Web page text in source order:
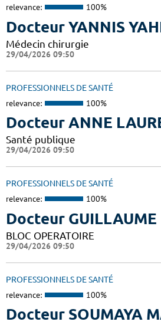
relevance: 100%
Docteur YANNIS
Médecin chirurgie
29/04/2026 09:50
PROFESSIONNELS DE SANTÉ
relevance: 100%
Docteur ANNE
Santé publique
29/04/2026 09:50
PROFESSIONNELS DE SANTÉ
relevance: 100%
Docteur GUILLAUME
BLOC OPERATOIRE
29/04/2026 09:50
PROFESSIONNELS DE SANTÉ
relevance: 100%
Docteur SOUMAYA